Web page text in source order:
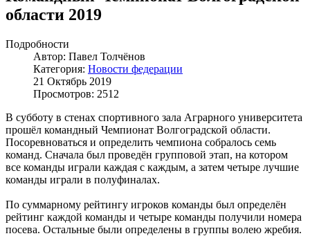
области 2019
Подробности
Автор: Павел Толчёнов
Категория: Новости федерации
21 Октябрь 2019
Просмотров: 2512
В субботу в стенах спортивного зала Аграрного университета
прошёл командный Чемпионат Волгоградской области.
Посоревноваться и определить чемпиона собралось семь
команд. Сначала был проведён групповой этап, на котором
все команды играли каждая с каждым, а затем четыре лучшие
команды играли в полуфиналах.
По суммарному рейтингу игроков команды был определён
рейтинг каждой команды и четыре команды получили номера
посева. Остальные были определены в группы волею жребия.